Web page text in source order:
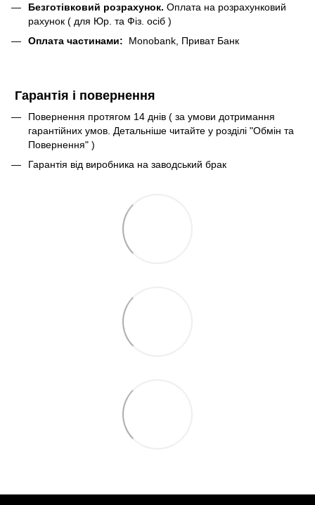
Безготівковий розрахунок. Оплата на розрахунковий
рахунок ( для Юр. та Фіз. осіб )
Оплата частинами: Monobank, Приват Банк
Гарантія і повернення
Повернення протягом 14 днів ( за умови дотримання
гарантійних умов. Детальніше читайте у розділі "Обмін та
Повернення" )
Гарантія від виробника на заводський брак